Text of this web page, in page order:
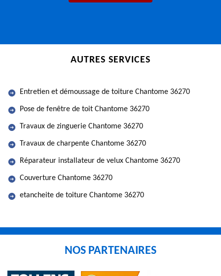
AUTRES SERVICES
Entretien et démoussage de toiture Chantome 36270
Pose de fenêtre de toit Chantome 36270
Travaux de zinguerie Chantome 36270
Travaux de charpente Chantome 36270
Réparateur installateur de velux Chantome 36270
Couverture Chantome 36270
etancheite de toiture Chantome 36270
NOS PARTENAIRES